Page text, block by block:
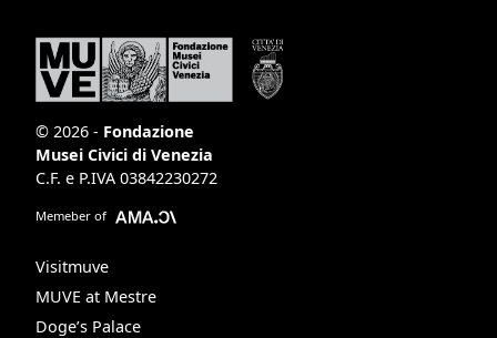
© 2026 - Fondazione
Musei Civici di Venezia
C.F. e P.IVA 03842230272
Memeber of
Visitmuve
MUVE at Mestre
Doge’s Palace